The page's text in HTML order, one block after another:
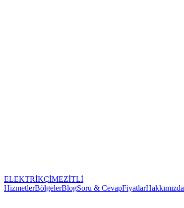
ELEKTRİKÇİMEZİTLİ
HizmetlerBölgelerBlogSoru & CevapFiyatlarHakkımızda